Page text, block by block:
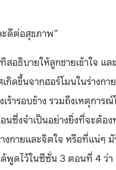
ะดีต่อสุขภาพ”
สอธิบายให้ลูกชายเข้าใจ
กิดขึ้นจากฮอร์โมนในร่างก
ร้ารอบข้าง รวมถึงเหตุกา
นซึ่งจำเป็นอย่างยิ่งที่จะต้อ
งกายและจิตใจ หรือที่แน่
พูดไว้ในซีซั่น 3 ตอนที่ 4 ว่า